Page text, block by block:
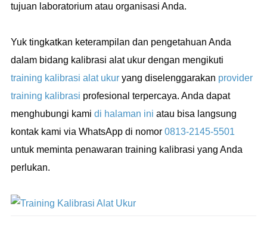
tujuan laboratorium atau organisasi Anda.
Yuk tingkatkan keterampilan dan pengetahuan Anda
dalam bidang kalibrasi alat ukur dengan mengikuti
training kalibrasi alat ukur yang diselenggarakan provider
training kalibrasi profesional terpercaya. Anda dapat
menghubungi kami di halaman ini atau bisa langsung
kontak kami via WhatsApp di nomor 0813-2145-5501
untuk meminta penawaran training kalibrasi yang Anda
perlukan.